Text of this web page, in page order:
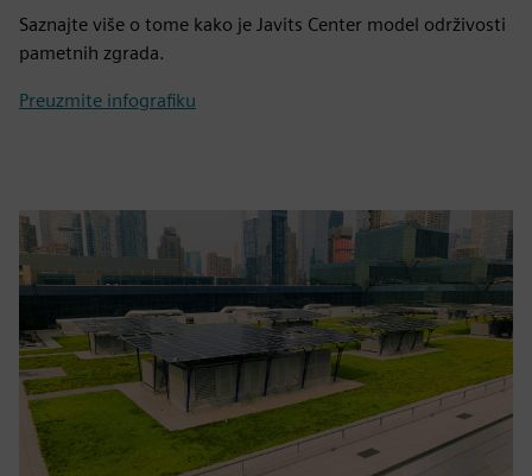
Saznajte više o tome kako je Javits Center model održivosti
pametnih zgrada.
Preuzmite infografiku